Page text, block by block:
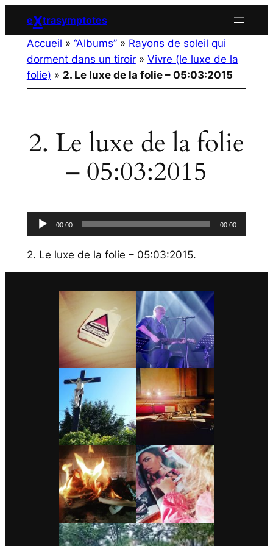
contenu
eXtrasymptotes
Accueil » “Albums”» Rayons de soleil qui
dorment dans un tiroir» Vivre (le luxe de la
folie) » 2. Le luxe de la folie – 05:03:2015
2. Le luxe de la folie
– 05:03:2015
Lecteur
audio
00:00 00:00
2. Le luxe de la folie – 05:03:2015.